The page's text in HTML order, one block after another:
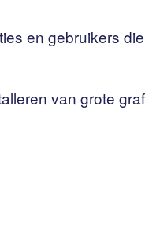
en gebruikers
van grote